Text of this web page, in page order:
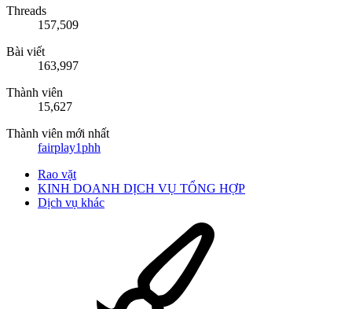
Threads
157,509
Bài viết
163,997
Thành viên
15,627
Thành viên mới nhất
fairplay1phh
Rao vặt
KINH DOANH DỊCH VỤ TỔNG HỢP
Dịch vụ khác